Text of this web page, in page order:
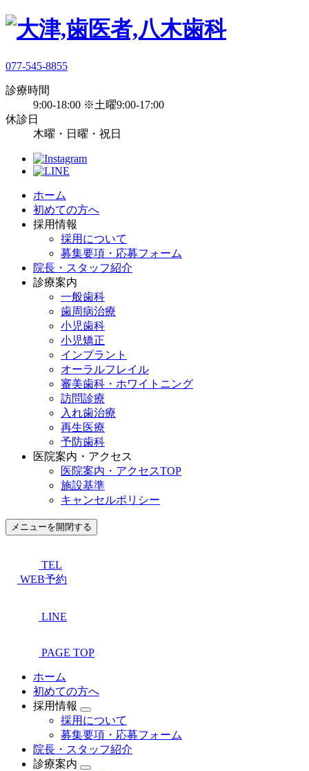
077-545-8855
診療時間
9:00-18:00 ※土曜9:00-17:00
休診日
木曜・日曜・祝日
ホーム
初めての方へ
採用情報
採用について
募集要項・応募フォーム
院長・スタッフ紹介
診療案内
一般歯科
歯周病治療
小児歯科
小児矯正
インプラント
オーラルフレイル
審美歯科・ホワイトニング
訪問診療
入れ歯治療
再生医療
予防歯科
医院案内・アクセス
医院案内・アクセスTOP
施設基準
キャンセルポリシー
メニューを開閉する
TEL
WEB予約
LINE
PAGE TOP
ホーム
初めての方へ
採用情報
採用について
募集要項・応募フォーム
院長・スタッフ紹介
診療案内